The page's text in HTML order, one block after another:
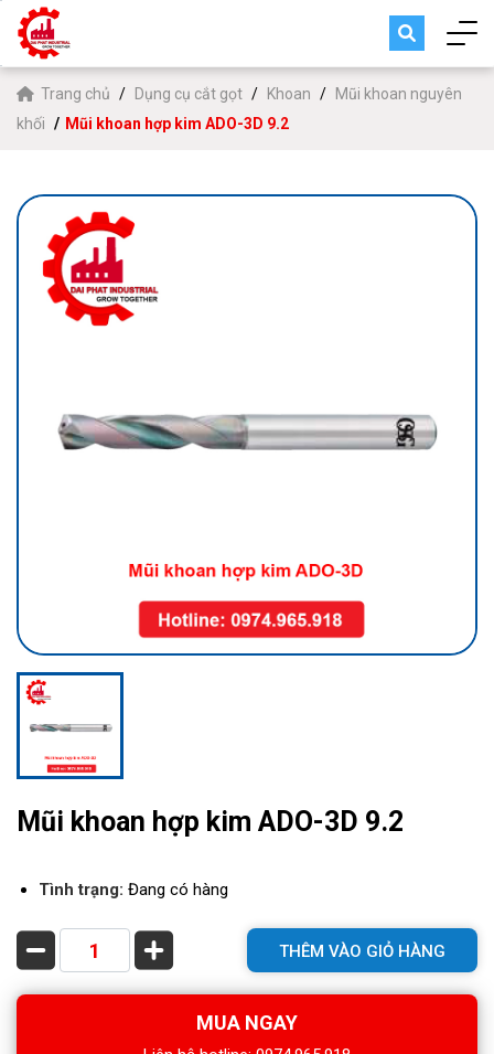
Trang chủ Dụng cụ cắt gọt Khoan
Mũi khoan nguyên
khối
Mũi khoan hợp kim ADO-3D 9.2
Mũi khoan hợp kim ADO-3D 9.2
Tình trạng: Đang có hàng
THÊM VÀO GIỎ HÀNG
MUA NGAY